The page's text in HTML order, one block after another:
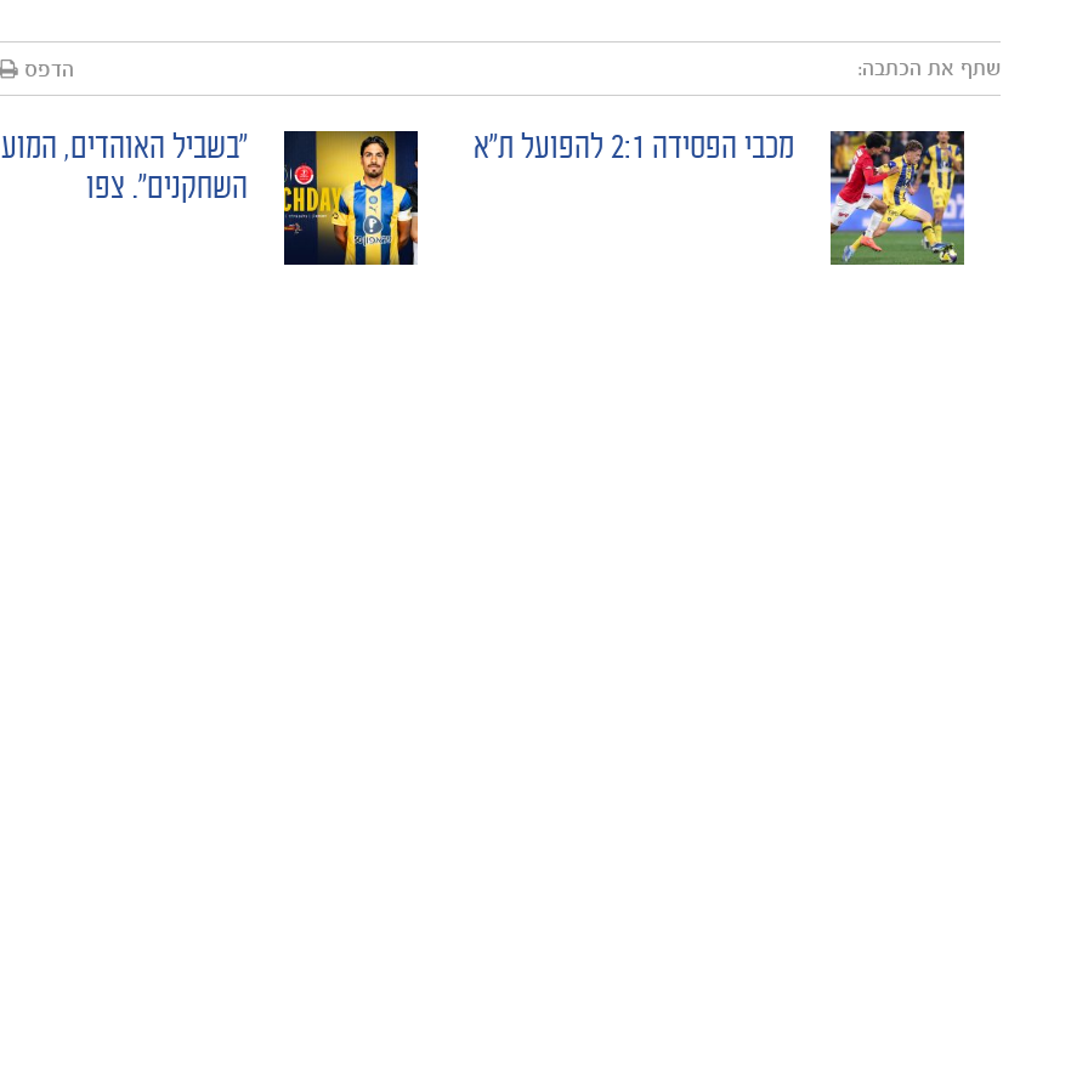
שתף את הכתבה: הדפס
POST
NAVIGATION
"בשביל האוהדים,
השחקנים". צפו
מכבי הפסידה 2:1 להפועל ת"א